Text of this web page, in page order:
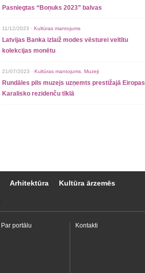
Pasniegtas “Boņuks 2023” balvas
11/12/2023 · Kultūras mantojums
Latvijas Banka izlaiž modes vēsturei veltītu
kolekcijas monētu
21/07/2023 · Kultūras mantojums Muzeji
Rundāles pils muzejs uzņemts prestižajā Eiropas
Karalisko rezidenču tīklā
Arhitektūra Kultūra ārzemēs
Par portālu Kontakti